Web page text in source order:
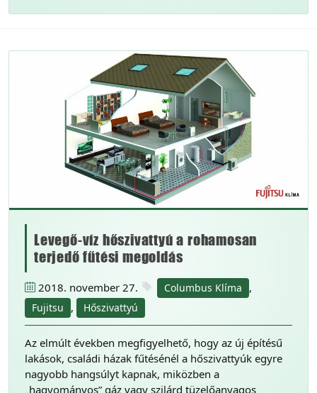
Levegő-víz hőszivattyú a rohamosan
terjedő fűtési megoldás
2018. november 27. Columbus Klíma ,
Fujitsu , Hőszivattyú
Az elmúlt években megfigyelhető, hogy az új építésű
lakások, családi házak fűtésénél a hőszivattyúk egyre
nagyobb hangsúlyt kapnak, miközben a
„hagyományos” gáz vagy szilárd tüzelőanyagos